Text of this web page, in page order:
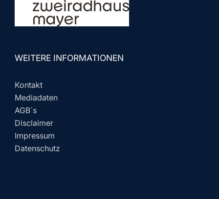
WEITERE INFORMATIONEN
Kontakt
Mediadaten
AGB´s
Disclaimer
Impressum
Datenschutz